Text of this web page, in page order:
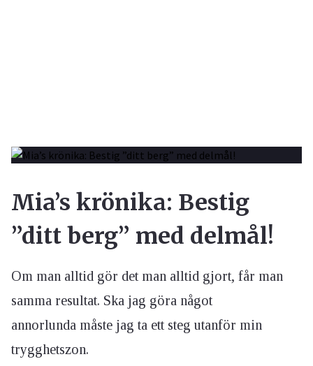
Mia’s krönika: Bestig
”ditt berg” med delmål!
Om man alltid gör det man alltid gjort, får man
samma resultat. Ska jag göra något
annorlunda måste jag ta ett steg utanför min
trygghetszon.